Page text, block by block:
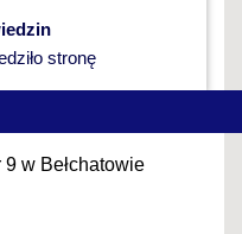
stronę
w Bełchatowie